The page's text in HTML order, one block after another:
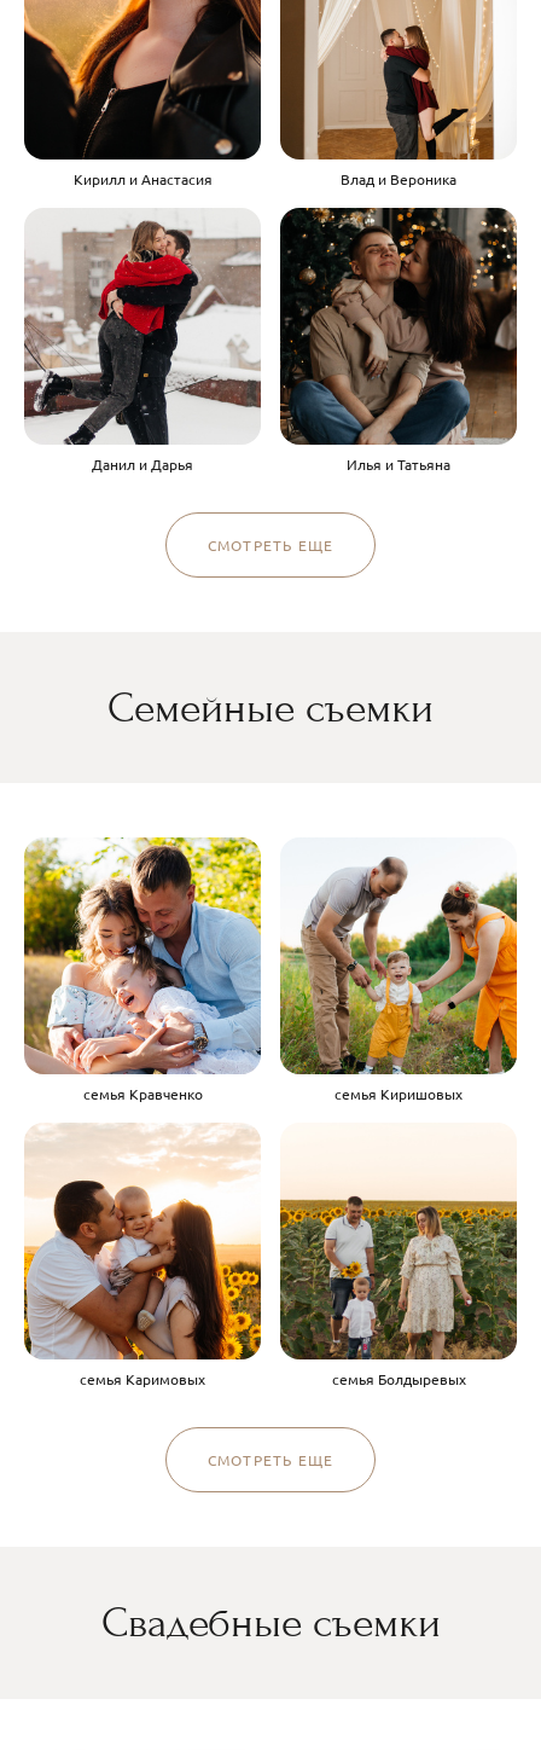
Кирилл и Анастасия Влад и Вероника
Данил и Дарья Илья и Татьяна
СМОТРЕТЬ ЕЩЕ
Семейные съемки
семья Кравченко семья Киришовых
семья Каримовых семья Болдыревых
СМОТРЕТЬ ЕЩЕ
Свадебные съемки